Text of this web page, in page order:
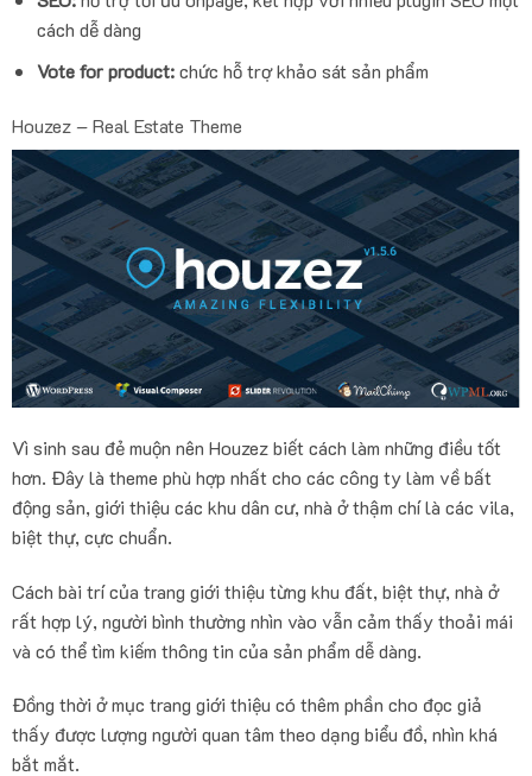
cách dễ dàng
Vote for product:chức hỗ trợ khảo sát sản phẩm
Houzez – Real Estate Theme
Vì sinh sau đẻ muộn nên Houzez biết cách làm những điều tốt
hơn. Đây là theme phù hợp nhất cho các công ty làm về bất
động sản, giới thiệu các khu dân cư, nhà ở thậm chí là các vila,
biệt thự, cực chuẩn.
Cách bài trí của trang giới thiệu từng khu đất, biệt thự, nhà ở
rất hợp lý, người bình thường nhìn vào vẫn cảm thấy thoải mái
và có thể tìm kiếm thông tin của sản phẩm dễ dàng.
Đồng thời ở mục trang giới thiệu có thêm phần cho đọc giả
thấy được lượng người quan tâm theo dạng biểu đồ, nhìn khá
bắt mắt.